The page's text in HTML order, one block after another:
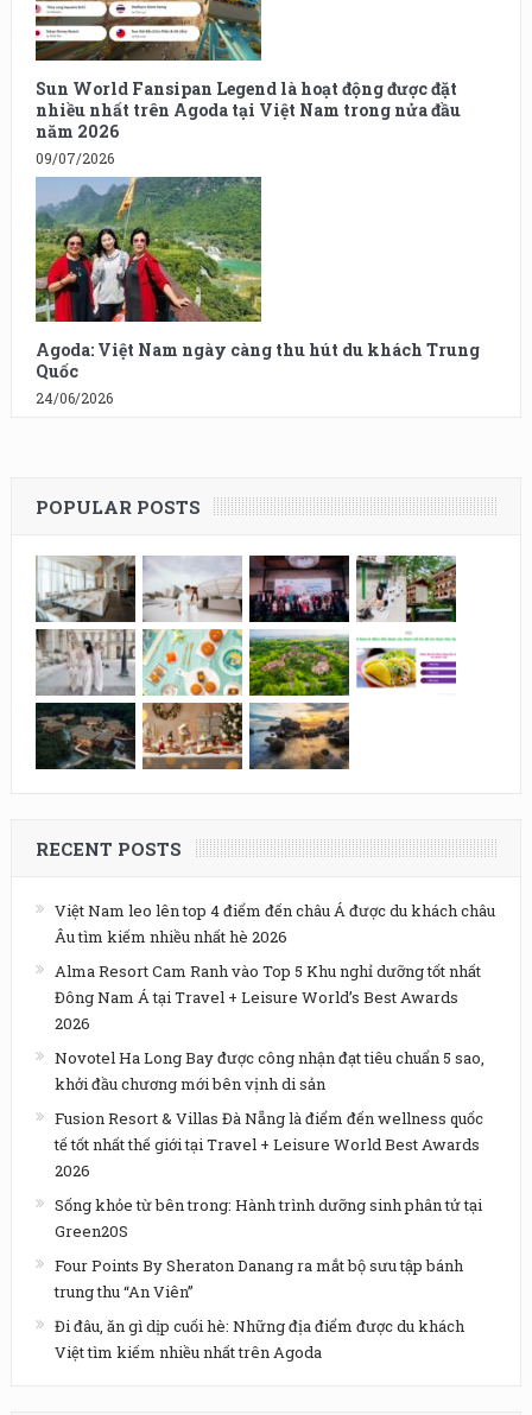
Sun World Fansipan Legend là hoạt động được đặt
nhiều nhất trên Agoda tại Việt Nam trong nửa đầu
năm 2026
09/07/2026
Agoda: Việt Nam ngày càng thu hút du khách Trung
Quốc
24/06/2026
POPULAR POSTS
RECENT POSTS
Việt Nam leo lên top 4 điểm đến châu Á được du khách châu
Âu tìm kiếm nhiều nhất hè 2026
Alma Resort Cam Ranh vào Top 5 Khu nghỉ dưỡng tốt nhất
Đông Nam Á tại Travel + Leisure World’s Best Awards
2026
Novotel Ha Long Bay được công nhận đạt tiêu chuẩn 5 sao,
khởi đầu chương mới bên vịnh di sản
Fusion Resort & Villas Đà Nẵng là điểm đến wellness quốc
tế tốt nhất thế giới tại Travel + Leisure World Best Awards
2026
Sống khỏe từ bên trong: Hành trình dưỡng sinh phân tử tại
Green20S
Four Points By Sheraton Danang ra mắt bộ sưu tập bánh
trung thu “An Viên”
Đi đâu, ăn gì dịp cuối hè: Những địa điểm được du khách
Việt tìm kiếm nhiều nhất trên Agoda